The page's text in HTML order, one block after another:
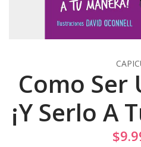
Como Ser
¡Y Serlo A